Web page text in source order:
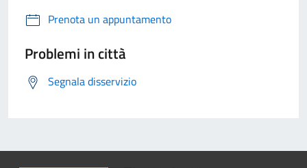
Prenota un appuntamento
Problemi in città
Segnala disservizio